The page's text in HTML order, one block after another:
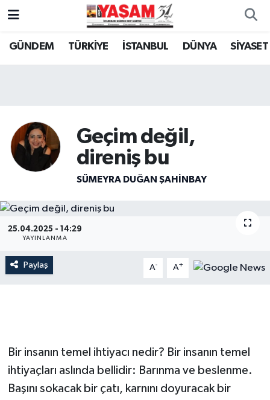
GÜNDEM TÜRKİYE İSTANBUL DÜNYA SİYASET
Geçim değil,
direniş bu
SÜMEYRA DUĞAN ŞAHINBAY
25.04.2025 - 14:29
YAYINLANMA
Paylaş A- A+
Bir insanın temel ihtiyacı nedir? Bir insanın temel
ihtiyaçları aslında bellidir: Barınma ve beslenme.
Başını sokacak bir çatı, karnını doyuracak bir